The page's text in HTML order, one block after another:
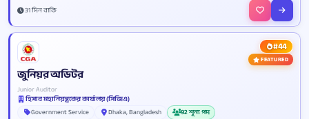
31 দিন বাকি
#44
FEATURED
জুনিয়র অডিটর
Junior Auditor
হিসাব মহানিয়ন্ত্রকের কার্যালয় (সিজিএ)
Government Service
Dhaka, Bangladesh 92 শূন্য পদ